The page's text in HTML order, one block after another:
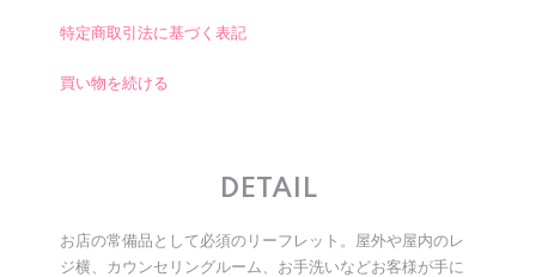
特定商取引法に基づく表記
買い物を続ける
DETAIL
お店の常備品として必須のリーフレット。屋外や屋内のレ
ジ横、カウンセリングルーム、お手洗いなどお客様が手に